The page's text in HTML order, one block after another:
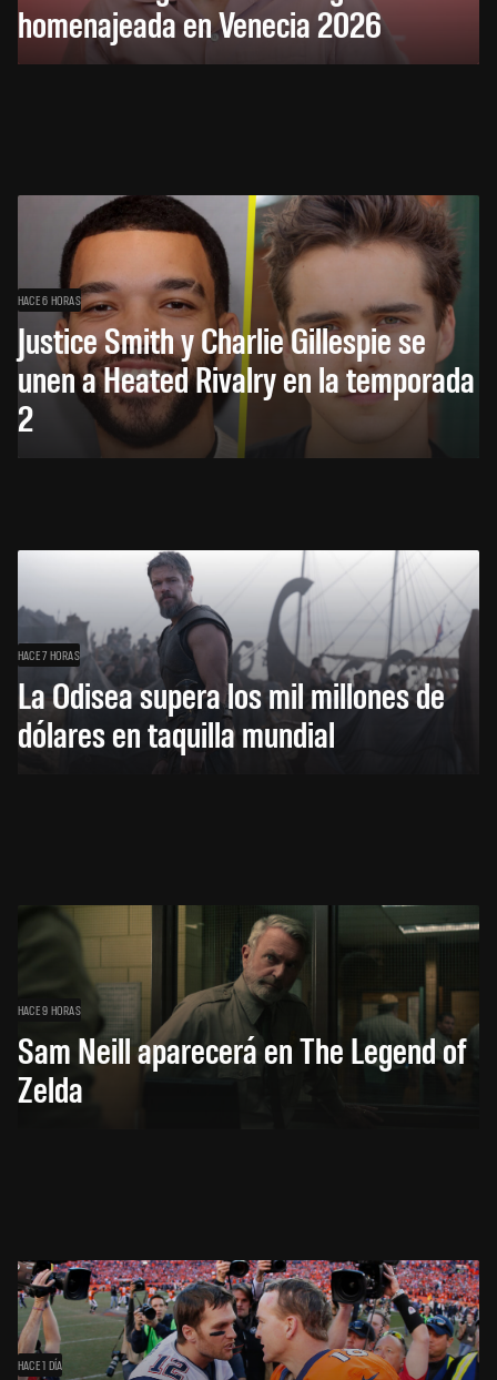
homenajeada en Venecia 2026
HACE 6 HORAS
Justice Smith y Charlie Gillespie se
unen a Heated Rivalry en la temporada
2
HACE 7 HORAS
La Odisea supera los mil millones de
dólares en taquilla mundial
HACE 9 HORAS
Sam Neill aparecerá en The Legend of
Zelda
HACE 1 DÍA